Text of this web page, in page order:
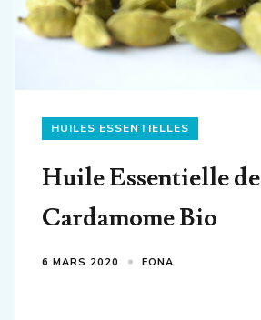
HUILES ESSENTIELLES
Huile Essentielle de
Cardamome Bio
6 MARS 2020 EONA